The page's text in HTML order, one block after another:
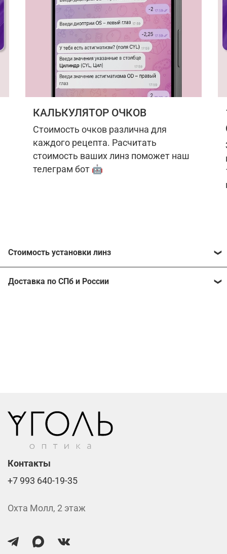
КАЛЬКУЛЯТОР ОЧКОВ
Стоимость очков различна для
каждого рецепта. Расчитать
стоимость ваших линз поможет наш
телеграм бот 🤖
Стоимость установки линз
Расчитать стоимость ваших линз поможет
Доставка по СПб и России
Контакты
+7 993 640-19-35
Охта Молл, 2 этаж